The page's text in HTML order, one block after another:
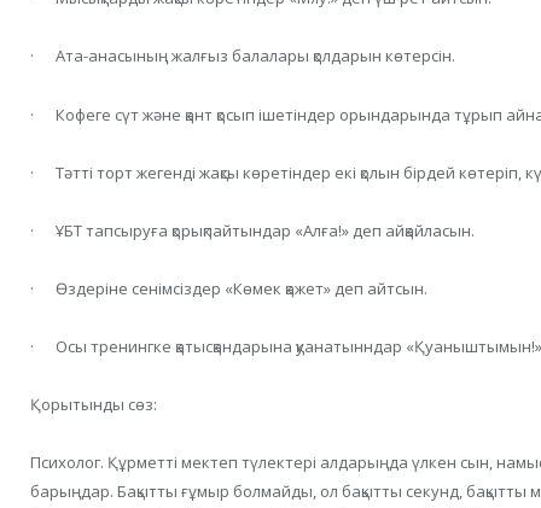
· Ата-анасының жалғыз балалары қолдарын көтерсін.
· Кофеге сүт және қант қосып ішетіндер орындарында тұрып
· Тәтті торт жегенді жақсы көретіндер екі қолын бірдей көтеріп,
· ҰБТ тапсыруға қорықпайтындар «Алға!» деп айқайласын.
· Өздеріне сенімсіздер «Көмек қажет» деп айтсын.
· Осы тренингке қатысқандарына қуанатынндар
Қорытынды сөз:
Психолог. Құрметті мектеп түлектері алдарыңда үлкен сын,
барыңдар. Бақытты ғұмыр болмайды, ол бақытты секунд, бақытты